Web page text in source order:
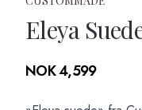
Eleya
Produktdetaljer
NOK 4,599